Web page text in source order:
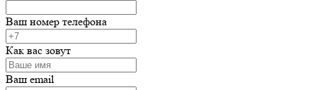
Ваш номер телефона
Как вас зовут
Ваш email